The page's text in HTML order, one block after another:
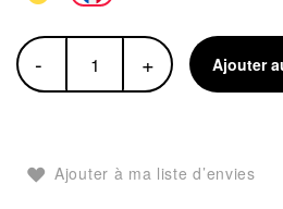
- + Ajouter
Ajouter à ma liste d’envies